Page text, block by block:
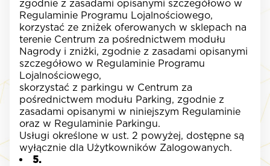
zgodnie z zasadami opisanymi szczegółowo w
Regulaminie Programu Lojalnościowego,
korzystać ze zniżek oferowanych w sklepach na
terenie Centrum za pośrednictwem modułu
Nagrody i zniżki, zgodnie z zasadami opisanymi
szczegółowo w Regulaminie Programu
Lojalnościowego,
skorzystać z parkingu w Centrum za
pośrednictwem modułu Parking, zgodnie z
zasadami opisanymi w niniejszym Regulaminie
oraz w Regulaminie Parkingu.
Usługi określone w ust. 2 powyżej, dostępne są
wyłącznie dla Użytkowników Zalogowanych.
5.